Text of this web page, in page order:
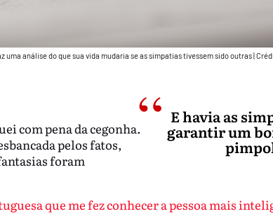
uma análise do que sua vida mudaria se as simpatias tivessem sido outras|
E havia as
garantir um
com pena da cegonha.
pelos fatos,
foram
que me fez conhecer a pessoa mais